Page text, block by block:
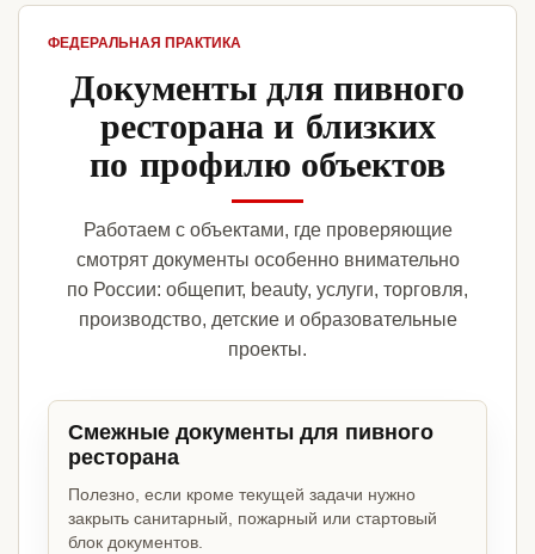
ФЕДЕРАЛЬНАЯ ПРАКТИКА
Документы для пивного
ресторана и близких
по профилю объектов
Работаем с объектами, где проверяющие
смотрят документы особенно внимательно
по России: общепит, beauty, услуги, торговля,
производство, детские и образовательные
проекты.
Смежные документы для пивного
ресторана
Полезно, если кроме текущей задачи нужно
закрыть санитарный, пожарный или стартовый
блок документов.